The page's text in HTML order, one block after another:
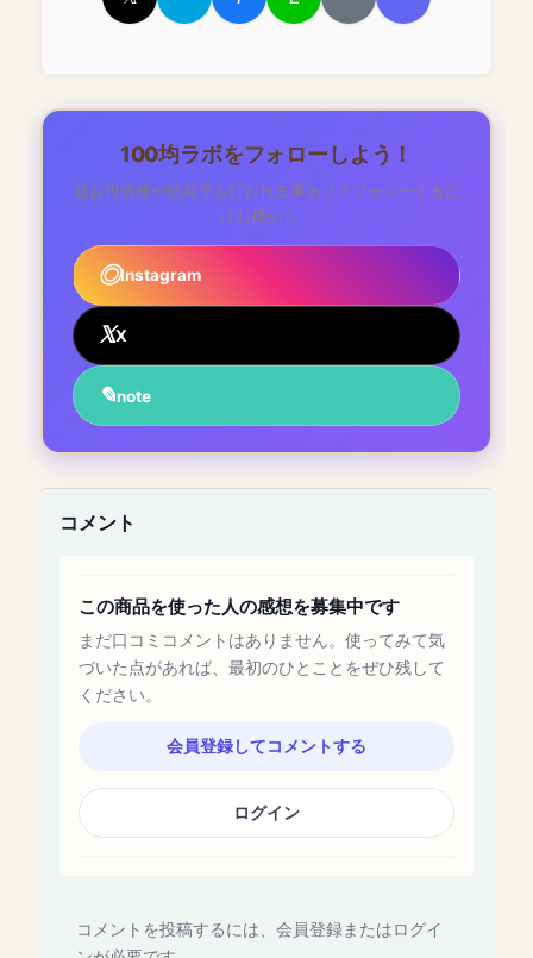
100均ラボをフォローしよう！
超お得情報や懸賞等も行われる事あり？フォローするだ
けお得かも！
Instagram
X
note
コメント
この商品を使った人の感想を募集中です
まだ口コミコメントはありません。使ってみて気
づいた点があれば、最初のひとことをぜひ残して
ください。
会員登録してコメントする
ログイン
コメントを投稿するには、会員登録またはログイ